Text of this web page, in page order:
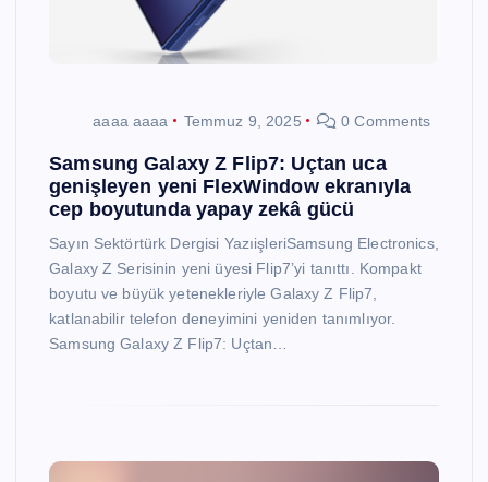
aaaa aaaa Temmuz 9, 2025 0 Comments
Samsung Galaxy Z Flip7: Uçtan uca
genişleyen yeni FlexWindow ekranıyla
cep boyutunda yapay zekâ gücü
Sayın Sektörtürk Dergisi YazıişleriSamsung Electronics,
Galaxy Z Serisinin yeni üyesi Flip7’yi tanıttı. Kompakt
boyutu ve büyük yetenekleriyle Galaxy Z Flip7,
katlanabilir telefon deneyimini yeniden tanımlıyor.
Samsung Galaxy Z Flip7: Uçtan…